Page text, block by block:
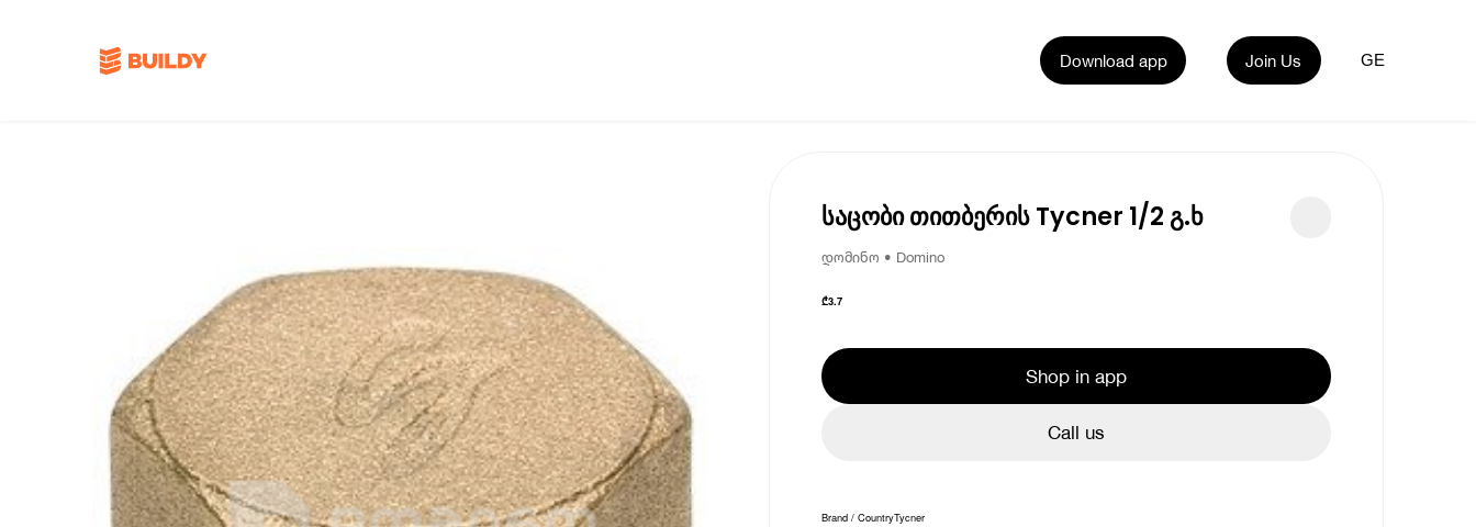
Download app Join Us GE
საცობი თითბერის Tycner 1/2 გ.ხ
დომინო • Domino
₾3.7
Shop in app
Call us
Brand / CountryTycner